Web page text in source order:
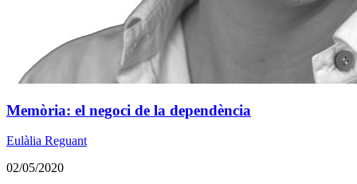
Memòria: el negoci de la dependència
Eulàlia Reguant
02/05/2020